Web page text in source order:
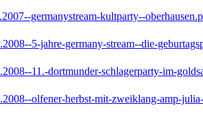
germanystream-kultparty--
5-jahre-germany-stream--die-
11.-dortmunder-schlagerparty-im-
olfener-herbst-mit-zweiklang-amp-